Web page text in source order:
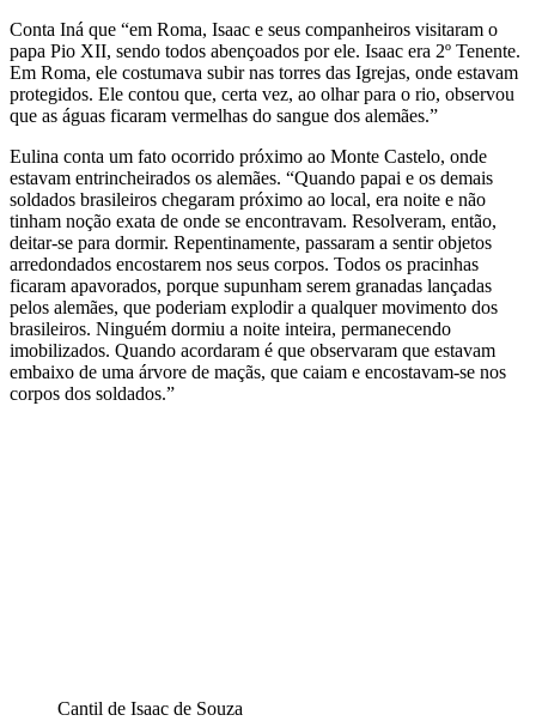
Conta Iná que “em Roma, Isaac e seus companheiros visitaram o
papa Pio XII, sendo todos abençoados por ele. Isaac era 2º Tenente.
Em Roma, ele costumava subir nas torres das Igrejas, onde estavam
protegidos. Ele contou que, certa vez, ao olhar para o rio, observou
que as águas ficaram vermelhas do sangue dos alemães.”
Eulina conta um fato ocorrido próximo ao Monte Castelo, onde
estavam entrincheirados os alemães. “Quando papai e os demais
soldados brasileiros chegaram próximo ao local, era noite e não
tinham noção exata de onde se encontravam. Resolveram, então,
deitar-se para dormir. Repentinamente, passaram a sentir objetos
arredondados encostarem nos seus corpos. Todos os pracinhas
ficaram apavorados, porque supunham serem granadas lançadas
pelos alemães, que poderiam explodir a qualquer movimento dos
brasileiros. Ninguém dormiu a noite inteira, permanecendo
imobilizados. Quando acordaram é que observaram que estavam
embaixo de uma árvore de maçãs, que caiam e encostavam-se nos
corpos dos soldados.”
Cantil de Isaac de Souza